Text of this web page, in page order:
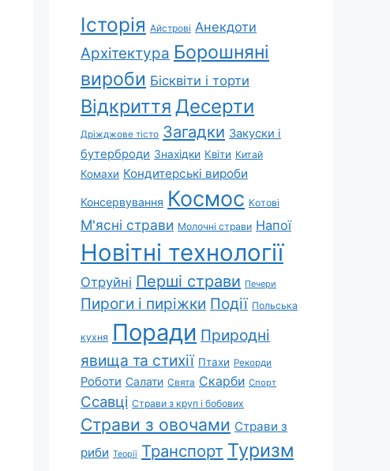
Історія Айстрові Анекдоти
Архітектура Борошняні
вироби Бісквіти і торти
Відкриття Десерти
Дріжджове тісто Загадки Закуски і
бутерброди Знахідки Квіти Китай
Комахи Кондитерські вироби
Консервування Космос Котові
М'ясні страви Молочні страви Напої
Новітні технології
Отруйні Перші страви Печери
Пироги і пиріжки Події Польська
кухня Поради Природні
явища та стихії Птахи Рекорди
Роботи Салати Свята Скарби Спорт
Ссавці Страви з круп і бобових
Страви з овочами Страви з
риби Теорії Транспорт Туризм